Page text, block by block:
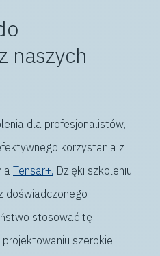
naszych
dla profesjonalistów,
korzystania z
Tensar+. Dzięki szkoleniu
doświadczonego
stosować tę
szerokiej